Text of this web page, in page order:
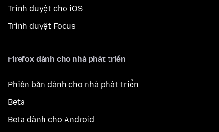
Trình duyệt cho iOS
Trình duyệt Focus
Firefox dành cho nhà phát triển
Phiên bản dành cho nhà phát triển
Beta
Beta dành cho Android